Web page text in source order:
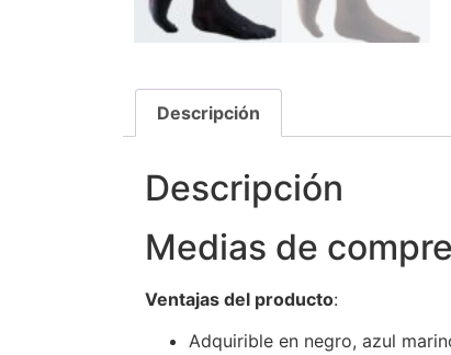
Descripción
Descripción
Medias de
Ventajas del producto:
Adquirible en negro, azul